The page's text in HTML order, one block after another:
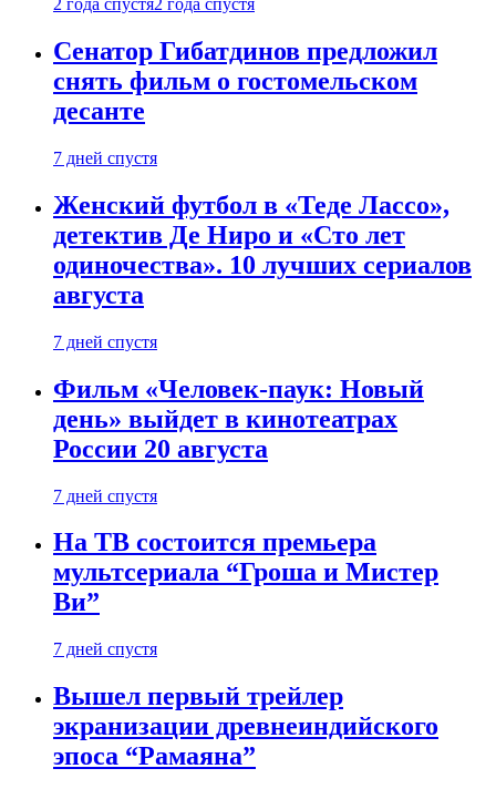
2 года спустя2 года спустя
Сенатор Гибатдинов предложил
снять фильм о гостомельском
десанте
7 дней спустя
Женский футбол в «Теде Лассо»,
детектив Де Ниро и «Сто лет
одиночества». 10 лучших сериалов
августа
7 дней спустя
Фильм «Человек-паук: Новый
день» выйдет в кинотеатрах
России 20 августа
7 дней спустя
На ТВ состоится премьера
мультсериала “Гроша и Мистер
Ви”
7 дней спустя
Вышел первый трейлер
экранизации древнеиндийского
эпоса “Рамаяна”